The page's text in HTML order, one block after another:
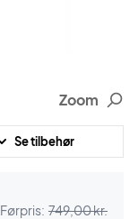
Zoom
Se tilbehør
Førpris: 749,00 kr.